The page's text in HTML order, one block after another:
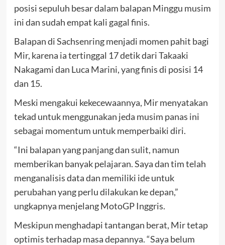
posisi sepuluh besar dalam balapan Minggu musim
ini dan sudah empat kali gagal finis.
Balapan di Sachsenring menjadi momen pahit bagi
Mir, karena ia tertinggal 17 detik dari Takaaki
Nakagami dan Luca Marini, yang finis di posisi 14
dan 15.
Meski mengakui kekecewaannya, Mir menyatakan
tekad untuk menggunakan jeda musim panas ini
sebagai momentum untuk memperbaiki diri.
“Ini balapan yang panjang dan sulit, namun
memberikan banyak pelajaran. Saya dan tim telah
menganalisis data dan memiliki ide untuk
perubahan yang perlu dilakukan ke depan,”
ungkapnya menjelang MotoGP Inggris.
Meskipun menghadapi tantangan berat, Mir tetap
optimis terhadap masa depannya. “Saya belum